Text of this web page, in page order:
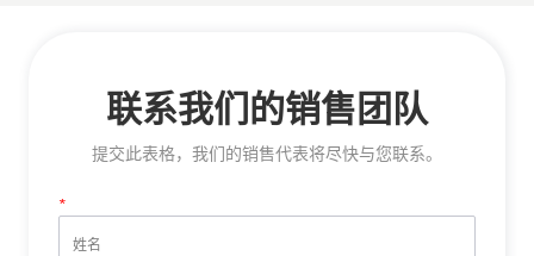
联系我们的销售团队
提交此表格，我们的销售代表将尽快与您联系。
*姓名